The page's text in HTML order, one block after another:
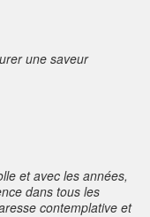
une saveur
et avec les années,
dans tous les
contemplative et